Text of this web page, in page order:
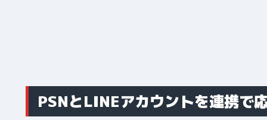
PSNとLINEアカウントを連携で